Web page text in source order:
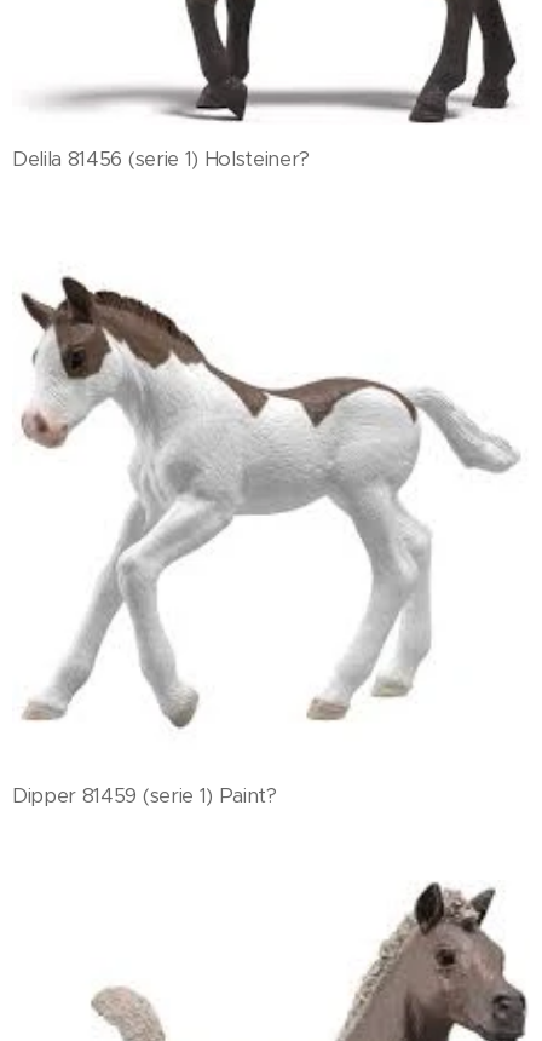
Delila 81456 (serie 1) Holsteiner?
Dipper 81459 (serie 1) Paint?